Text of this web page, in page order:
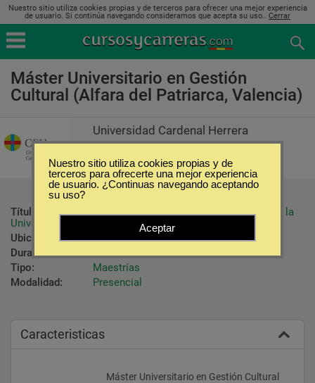
Nuestro sitio utiliza cookies propias y de terceros para ofrecer una mejor experiencia
de usuario. Si continúa navegando consideramos que acepta su uso.. Cerrar
Máster Universitario en Gestión
Cultural (Alfara del Patriarca, Valencia)
Universidad Cardenal Herrera
Título ofrecido:
Máster en Gestión Cultural otorgado por la
Universidad Ceu Cardenal Herrera.
Ubicación:
Alfara del Patriarca - Valencia
Duración:
9 Meses
Tipo:
Maestrías
Modalidad:
Presencial
Caracteristicas
					Máster Universitario en Gestión Cultural
Nuestro sitio utiliza cookies propias y de
terceros para ofrecerte una mejor experiencia
de usuario. ¿Continuas navegando aceptando
su uso?
Aceptar